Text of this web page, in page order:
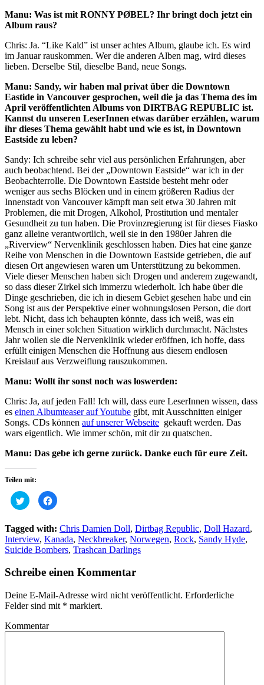
Manu: Was ist mit RONNY PØBEL? Ihr bringt doch jetzt ein
Album raus?
Chris: Ja. “Like Kald” ist unser achtes Album, glaube ich. Es wird
im Januar rauskommen. Wer die anderen Alben mag, wird dieses
lieben. Derselbe Stil, dieselbe Band, neue Songs.
Manu: Sandy, wir haben mal privat über die Downtown
Eastide in Vancouver gesprochen, weil die ja das Thema des im
April veröffentlichten Albums von DIRTBAG REPUBLIC ist.
Kannst du unseren LeserInnen etwas darüber erzählen, warum
ihr dieses Thema gewählt habt und wie es ist, in Downtown
Eastside zu leben?
Sandy: Ich schreibe sehr viel aus persönlichen Erfahrungen, aber
auch beobachtend. Bei der „Downtown Eastside“ war ich in der
Beobachterrolle. Die Downtown Eastside besteht mehr oder
weniger aus sechs Blöcken und in einem größeren Radius der
Innenstadt von Vancouver kämpft man seit etwa 30 Jahren mit
Problemen, die mit Drogen, Alkohol, Prostitution und mentaler
Gesundheit zu tun haben. Die Provinzregierung ist für dieses Fiasko
ganz alleine verantwortlich, weil sie in den 1980er Jahren die
„Riverview“ Nervenklinik geschlossen haben. Dies hat eine ganze
Reihe von Menschen in die Downtown Eastside getrieben, die auf
diesen Ort angewiesen waren um Unterstützung zu bekommen.
Viele dieser Menschen haben sich Drogen und anderem zugewandt,
so dass dieser Zirkel sich immerzu wiederholt. Ich habe über die
Dinge geschrieben, die ich in diesem Gebiet gesehen habe und ein
Song ist aus der Perspektive einer wohnungslosen Person, die dort
lebt. Nicht, dass ich behaupten könnte, dass ich weiß, was ein
Mensch in einer solchen Situation wirklich durchmacht. Nächstes
Jahr wollen sie die Nervenklinik wieder eröffnen, ich hoffe, dass
erfüllt einigen Menschen die Hoffnung aus diesem endlosen
Kreislauf aus Verzweiflung rauszukommen.
Manu: Wollt ihr sonst noch was loswerden:
Chris: Ja, auf jeden Fall! Ich will, dass eure LeserInnen wissen, dass
es einen Albumteaser auf Youtube gibt, mit Ausschnitten einiger
Songs. CDs können auf unserer Webseite gekauft werden. Das
wars eigentlich. Wie immer schön, mit dir zu quatschen.
Manu: Das gebe ich gerne zurück. Danke euch für eure Zeit.
Teilen mit:
Klick,
um
zu
teilen
(Wird
in
neuem
geöffnet)
Klick,
um
zu
teilen
(Wird
in
neuem
geöffnet)
Tagged with: Chris Damien Doll, Dirtbag Republic, Doll Hazard,
Interview, Kanada, Neckbreaker, Norwegen, Rock, Sandy Hyde,
Suicide Bombers, Trashcan Darlings
Schreibe einen Kommentar
Deine E-Mail-Adresse wird nicht veröffentlicht. Erforderliche
Felder sind mit * markiert.
Kommentar